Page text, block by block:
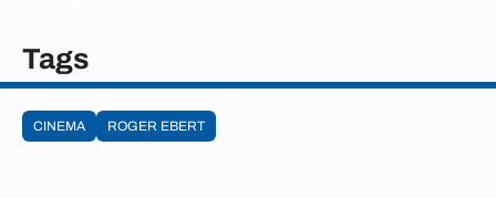
Tags
CINEMA ROGER EBERT